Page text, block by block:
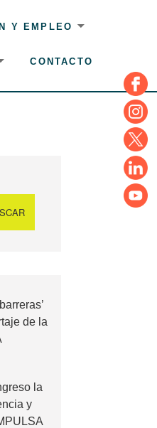
Y EMPLEO
CONTACTO
de la
la
y